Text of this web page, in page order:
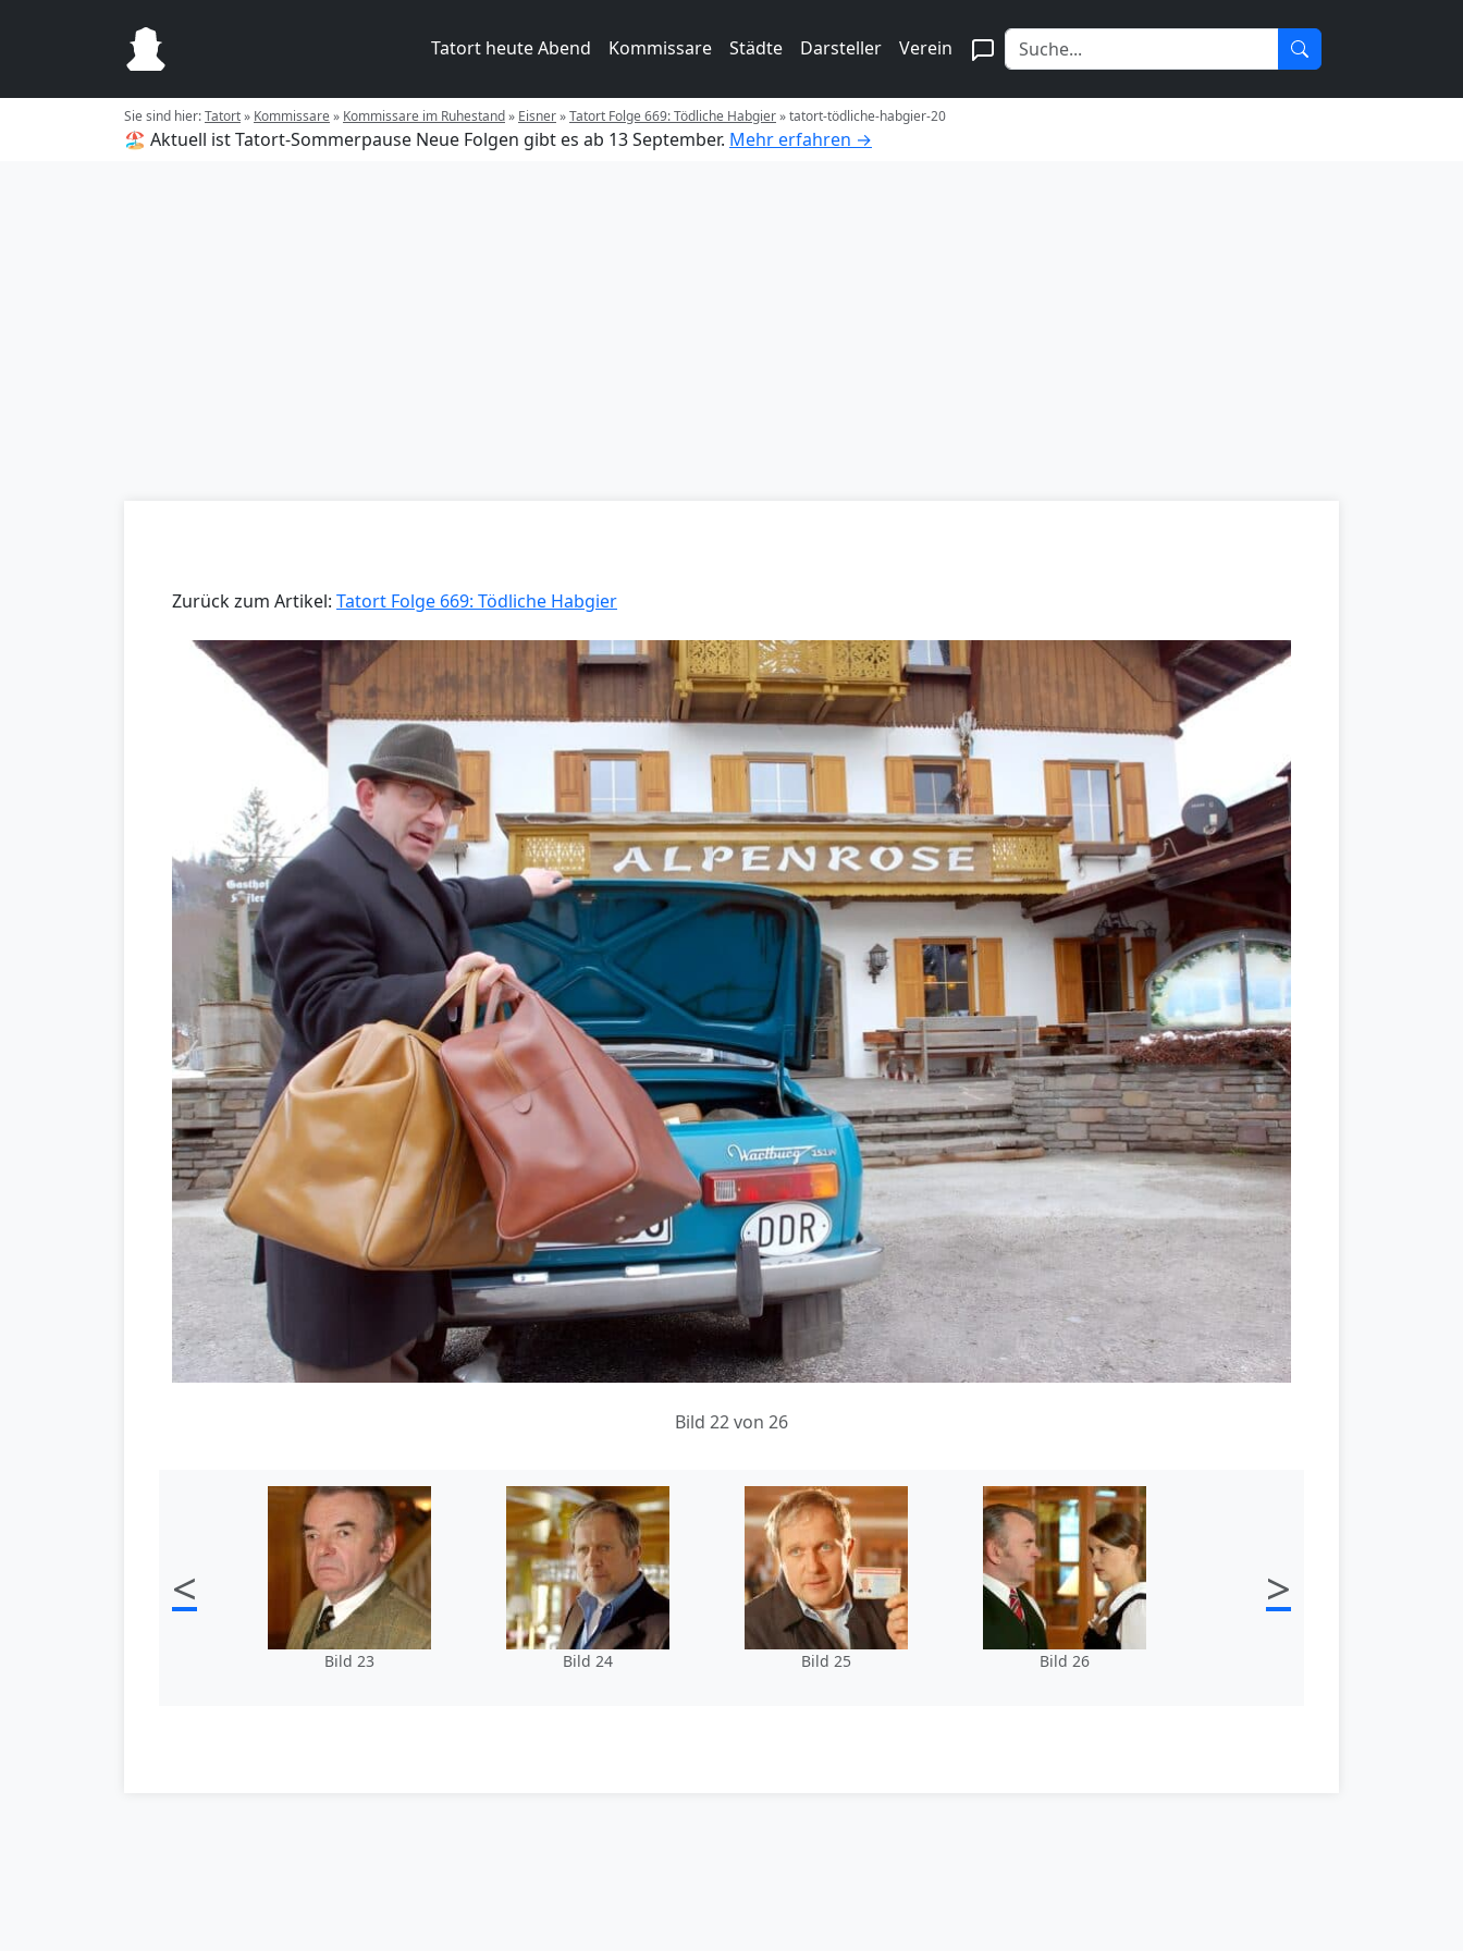
Tatort heute Abend Kommissare Städte Darsteller Verein
Sie sind hier:Tatort» Kommissare» Kommissare im Ruhestand» Eisner»Tatort Folge 669: Tödliche Habgier»tatort-tödliche-habgier-20
🏖️ Aktuell ist Tatort-Sommerpause Neue Folgen gibt es ab 13 September. Mehr erfahren →
Zurück zum Artikel: Tatort Folge 669: Tödliche Habgier
Bild 22 von 26
<
Bild 23 Bild 24 Bild 25 Bild 26
>